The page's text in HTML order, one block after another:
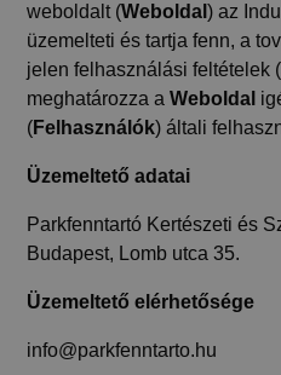
weboldalt (Weboldal) az
üzemelteti és tartja fenn, a
jelen felhasználási feltételek (
meghatározza aWeboldal
(Felhasználók) általi
Üzemeltető adatai
Parkfenntartó Kertészeti és
Budapest, Lomb utca 35.
Üzemeltető elérhetősége
info@parkfenntarto.hu